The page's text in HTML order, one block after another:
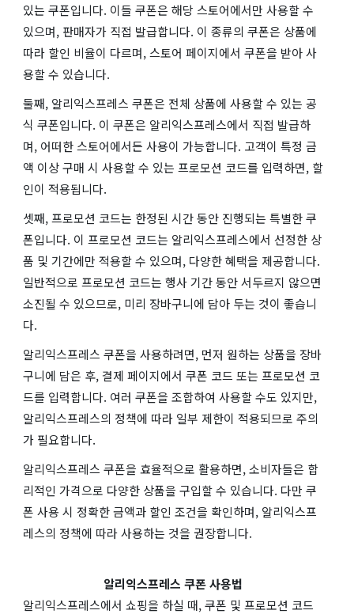
있는 쿠폰입니다. 이들 쿠폰은 해당 스토어에서만 사용할 수
있으며, 판매자가 직접 발급합니다. 이 종류의 쿠폰은 상품에
따라 할인 비율이 다르며, 스토어 페이지에서 쿠폰을 받아 사
용할 수 있습니다.
둘째, 알리익스프레스 쿠폰은 전체 상품에 사용할 수 있는 공
식 쿠폰입니다. 이 쿠폰은 알리익스프레스에서 직접 발급하
며, 어떠한 스토어에서든 사용이 가능합니다. 고객이 특정 금
액 이상 구매 시 사용할 수 있는 프로모션 코드를 입력하면, 할
인이 적용됩니다.
셋째, 프로모션 코드는 한정된 시간 동안 진행되는 특별한 쿠
폰입니다. 이 프로모션 코드는 알리익스프레스에서 선정한 상
품 및 기간에만 적용할 수 있으며, 다양한 혜택을 제공합니다.
일반적으로 프로모션 코드는 행사 기간 동안 서두르지 않으면
소진될 수 있으므로, 미리 장바구니에 담아 두는 것이 좋습니
다.
알리익스프레스 쿠폰을 사용하려면, 먼저 원하는 상품을 장바
구니에 담은 후, 결제 페이지에서 쿠폰 코드 또는 프로모션 코
드를 입력합니다. 여러 쿠폰을 조합하여 사용할 수도 있지만,
알리익스프레스의 정책에 따라 일부 제한이 적용되므로 주의
가 필요합니다.
알리익스프레스 쿠폰을 효율적으로 활용하면, 소비자들은 합
리적인 가격으로 다양한 상품을 구입할 수 있습니다. 다만 쿠
폰 사용 시 정확한 금액과 할인 조건을 확인하며, 알리익스프
레스의 정책에 따라 사용하는 것을 권장합니다.
알리익스프레스 쿠폰 사용법
알리익스프레스에서 쇼핑을 하실 때, 쿠폰 및 프로모션 코드